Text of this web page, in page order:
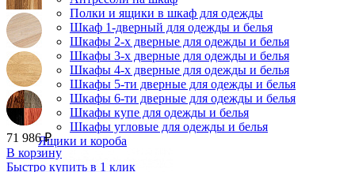
Полки и ящики в шкаф для одежды
Шкаф 1-дверный для одежды и белья
Шкафы 2-х дверные для одежды и белья
Шкафы 3-х дверные для одежды и белья
Шкафы 4-х дверные для одежды и белья
Шкафы 5-ти дверные для одежды и белья
Шкафы 6-ти дверные для одежды и белья
Шкафы купе для одежды и белья
Шкафы угловые для одежды и белья
Ящики и короба
71 986 ₽
В корзину
Быстро купить в 1 клик